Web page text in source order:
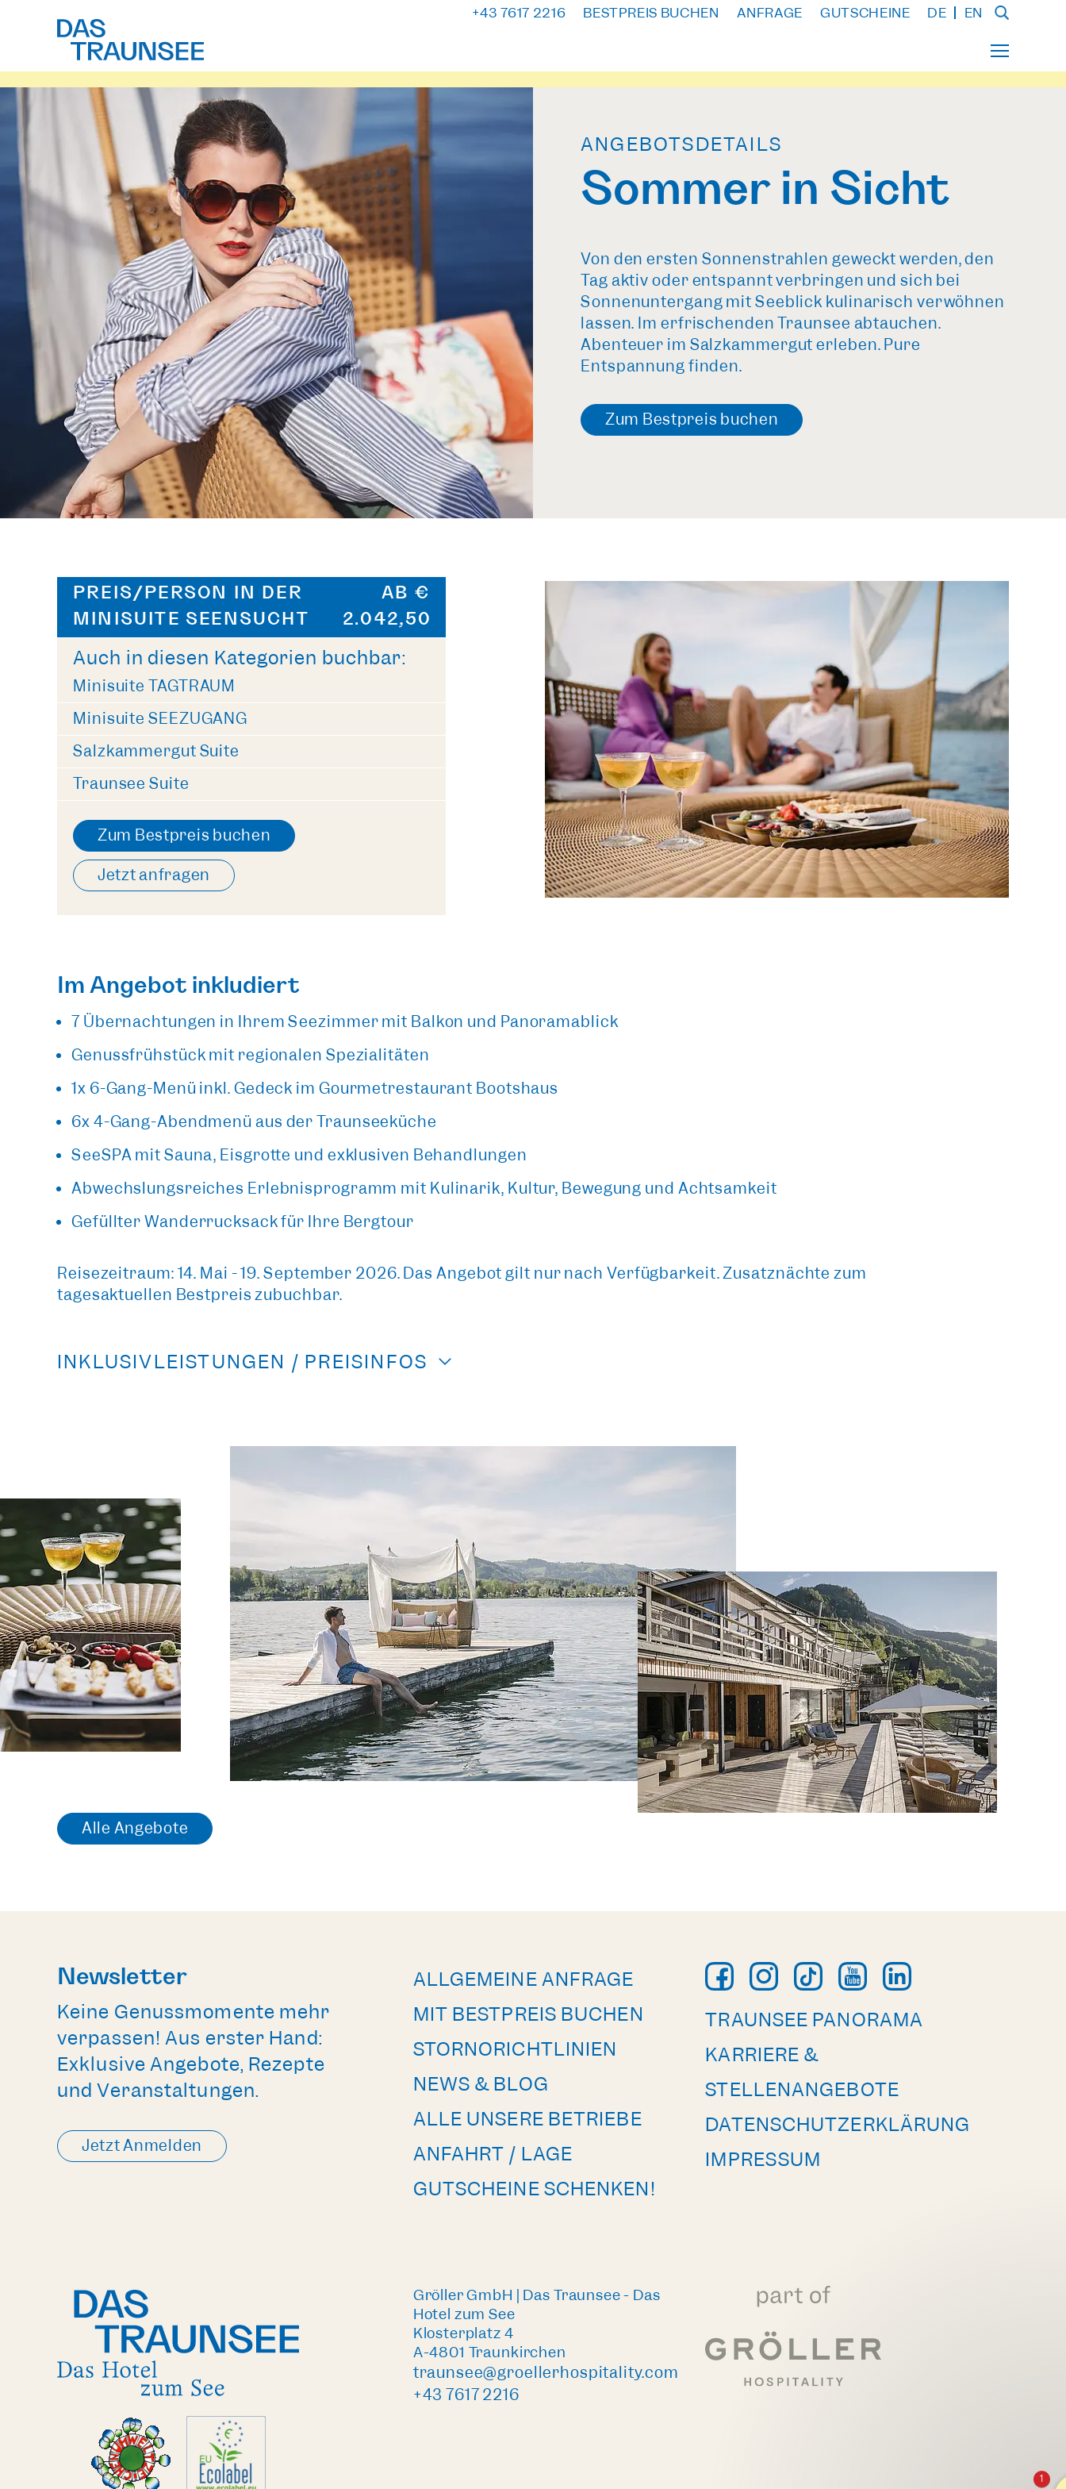
+43 7617 2216 BESTPREIS BUCHEN ANFRAGE GUTSCHEINE DE EN
ANGEBOTSDETAILS
Sommer in Sicht
Von den ersten Sonnenstrahlen geweckt werden, den
Tag aktiv oder entspannt verbringen und sich bei
Sonnenuntergang mit Seeblick kulinarisch verwöhnen
lassen. Im erfrischenden Traunsee abtauchen.
Abenteuer im Salzkammergut erleben. Pure
Entspannung finden.
Zum Bestpreis buchen
PREIS/PERSON IN DER
MINISUITE SEENSUCHT
AB €
2.042,50
Auch in diesen Kategorien buchbar:
Minisuite TAGTRAUM
Minisuite SEEZUGANG
Salzkammergut Suite
Traunsee Suite
Zum Bestpreis buchen
Jetzt anfragen
Im Angebot inkludiert
7 Übernachtungen in Ihrem Seezimmer mit Balkon und Panoramablick
Genussfrühstück mit regionalen Spezialitäten
1x 6-Gang-Menü inkl. Gedeck im Gourmetrestaurant Bootshaus
6x 4-Gang-Abendmenü aus der Traunseeküche
SeeSPA mit Sauna, Eisgrotte und exklusiven Behandlungen
Abwechslungsreiches Erlebnisprogramm mit Kulinarik, Kultur, Bewegung und Achtsamkeit
Gefüllter Wanderrucksack für Ihre Bergtour
Reisezeitraum: 14. Mai - 19. September 2026. Das Angebot gilt nur nach Verfügbarkeit. Zusatznächte zum
tagesaktuellen Bestpreis zubuchbar.
INKLUSIVLEISTUNGEN / PREISINFOS
Alle Angebote
Newsletter
Keine Genussmomente mehr
verpassen! Aus erster Hand:
Exklusive Angebote, Rezepte
und Veranstaltungen.
Jetzt Anmelden
ALLGEMEINE ANFRAGE
MIT BESTPREIS BUCHEN
STORNORICHTLINIEN
NEWS & BLOG
ALLE UNSERE BETRIEBE
ANFAHRT / LAGE
GUTSCHEINE SCHENKEN!
TRAUNSEE PANORAMA
KARRIERE &
STELLENANGEBOTE
DATENSCHUTZERKLÄRUNG
IMPRESSUM
Gröller GmbH | Das Traunsee - Das
Hotel zum See
Klosterplatz 4
A-4801 Traunkirchen
traunsee@groellerhospitality.com
+43 7617 2216
1